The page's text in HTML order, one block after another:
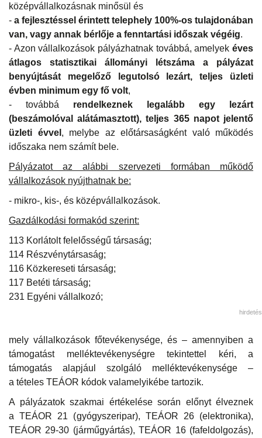
középvállalkozásnak minősül és
- a fejlesztéssel érintett telephely 100%-os tulajdonában
van, vagy annak bérlője a fenntartási időszak végéig.
- Azon vállalkozások pályázhatnak továbbá, amelyek éves
átlagos statisztikai állományi létszáma a pályázat
benyújtását megelőző legutolsó lezárt, teljes üzleti
évben minimum egy fő volt,
- továbbá rendelkeznek legalább egy lezárt
(beszámolóval alátámasztott), teljes 365 napot jelentő
üzleti évvel , melybe az előtársaságként való működés
időszaka nem számít bele.
Pályázatot az alábbi szervezeti formában működő
vállalkozások nyújthatnak be:
- mikro-, kis-, és középvállalkozások.
Gazdálkodási formakód szerint:
113 Korlátolt felelősségű társaság;
114 Részvénytársaság;
116 Közkereseti társaság;
117 Betéti társaság;
231 Egyéni vállalkozó;
hirdetés
mely vállalkozások főtevékenysége, és – amennyiben a
támogatást melléktevékenységre tekintettel kéri, a
támogatás alapjául szolgáló melléktevékenysége –
a tételes TEÁOR kódok valamelyikébe tartozik.
A pályázatok szakmai értékelése során előnyt élveznek
a TEÁOR 21 (gyógyszeripar), TEÁOR 26 (elektronika),
TEÁOR 29-30 (járműgyártás), TEÁOR 16 (fafeldolgozás),